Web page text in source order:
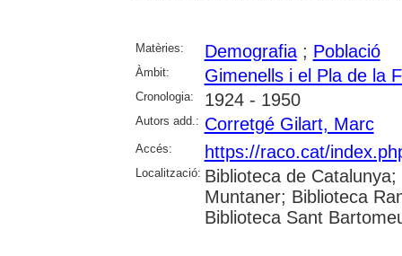
Matèries: Demografia; Població
Àmbit: Gimenells i el Pla de la
Cronologia: 1924 - 1950
Autors add.: Corretgé Gilart, Marc
Accés: https://raco.cat/
Localització: Biblioteca de
Muntaner; Biblioteca
Biblioteca Sant